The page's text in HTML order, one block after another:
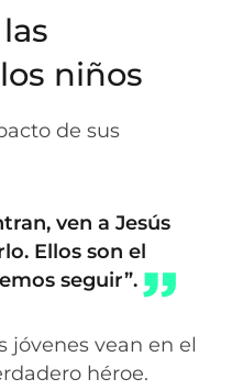
niños
de sus
ven a Jesús
Ellos son el
seguir”.
jóvenes vean en el
héroe.